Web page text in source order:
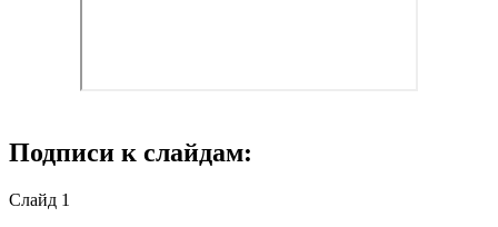
Подписи к слайдам:
Слайд 1